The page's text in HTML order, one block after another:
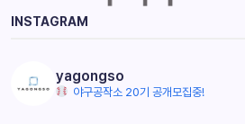
INSTAGRAM
yagongso
야구공작소 20기 공개모집중!